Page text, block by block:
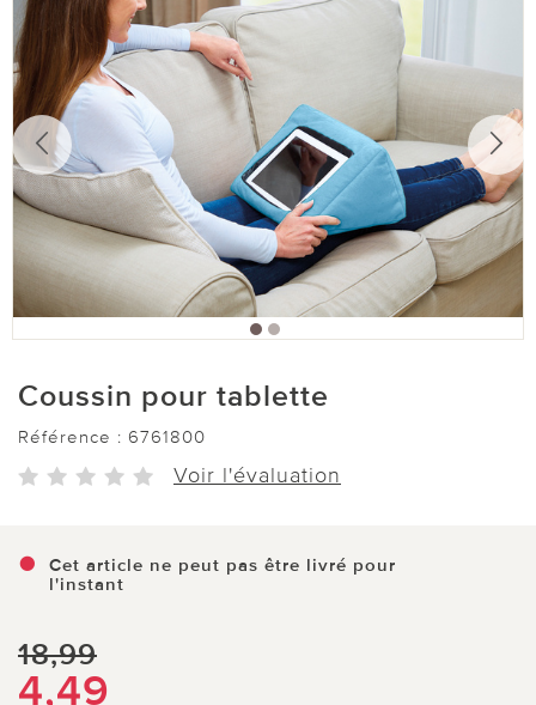
Coussin pour tablette
Référence : 6761800
Voir l'évaluation
Cet article ne peut pas être livré pour
l'instant
18,99
4,49